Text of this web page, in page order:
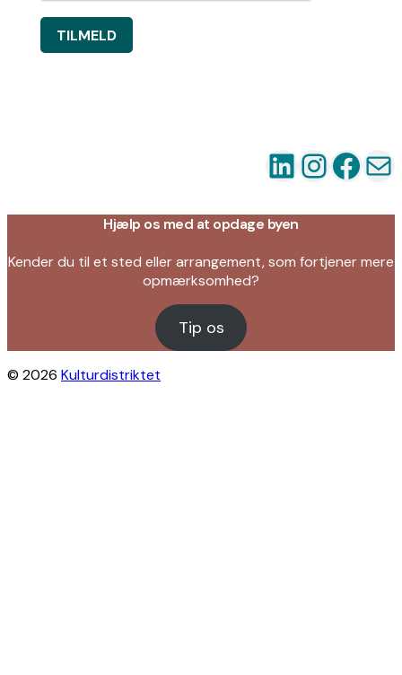
TILMELD
LinkedIn
Hjælp os med at opdage byen
Kender du til et sted eller arrangement, som fortjener mere
opmærksomhed?
Tip os
© 2026 Kulturdistriktet